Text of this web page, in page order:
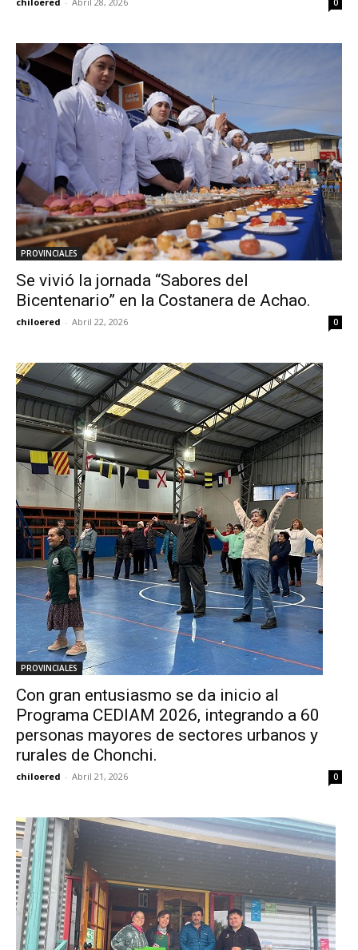
0
PROVINCIALES
Se vivió la jornada “Sabores del
Bicentenario” en la Costanera de Achao.
chiloered - Abril 22, 2026 0
PROVINCIALES
Con gran entusiasmo se da inicio al
Programa CEDIAM 2026, integrando a 60
personas mayores de sectores urbanos y
rurales de Chonchi.
chiloered - Abril 21, 2026 0